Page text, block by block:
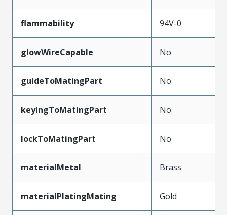
flammability 94V-0
glowWireCapable No
guideToMatingPart No
keyingToMatingPart No
lockToMatingPart No
materialMetal Brass
materialPlatingMating Gold